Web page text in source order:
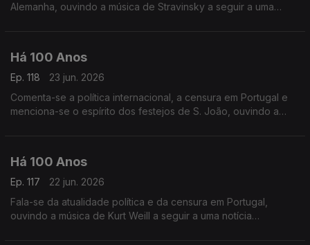
Alemanha, ouvindo a música de Stravinsky a seguir a uma
Há 100 Anos
Ep. 118
23 jun. 2026
Comenta-se a política internacional, a censura em Portugal e
menciona-se o espírito dos festejos de S. João, ouvindo a
Há 100 Anos
Ep. 117
22 jun. 2026
Fala-se da atualidade política e da censura em Portugal,
ouvindo a música de Kurt Weill a seguir a uma notícia